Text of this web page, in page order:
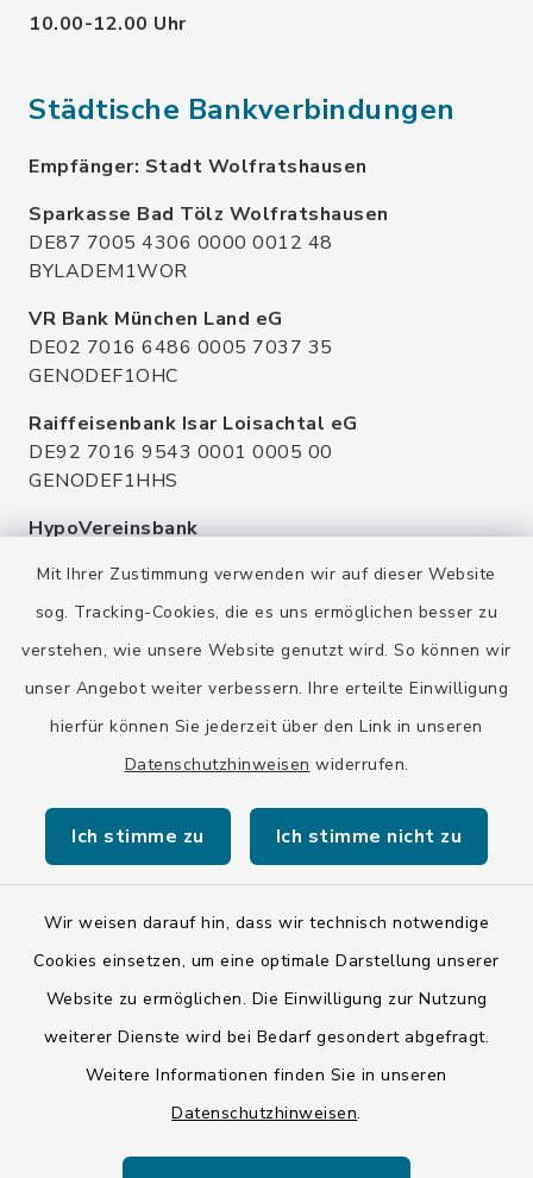
Mit Ihrer Zustimmung verwenden wir auf dieser Website
sog. Tracking-Cookies, die es uns ermöglichen besser zu
verstehen, wie unsere Website genutzt wird. So können wir
unser Angebot weiter verbessern. Ihre erteilte Einwilligung
hierfür können Sie jederzeit über den Link in unseren
Datenschutzhinweisen widerrufen.
Ich stimme zu Ich stimme nicht zu
Wir weisen darauf hin, dass wir technisch notwendige
Cookies einsetzen, um eine optimale Darstellung unserer
Website zu ermöglichen. Die Einwilligung zur Nutzung
weiterer Dienste wird bei Bedarf gesondert abgefragt.
Weitere Informationen finden Sie in unseren
Datenschutzhinweisen.
10.00-12.00 Uhr
Städtische Bankverbindungen
Empfänger: Stadt Wolfratshausen
Sparkasse Bad Tölz Wolfratshausen
DE87 7005 4306 0000 0012 48
BYLADEM1WOR
VR Bank München Land eG
DE02 7016 6486 0005 7037 35
GENODEF1OHC
Raiffeisenbank Isar Loisachtal eG
DE92 7016 9543 0001 0005 00
GENODEF1HHS
HypoVereinsbank
HYVEDEMMXXX
Kontakt
Barrierefreiheit
Impressum
ISIS 12
Sitemap
Cookie-Einstellungen